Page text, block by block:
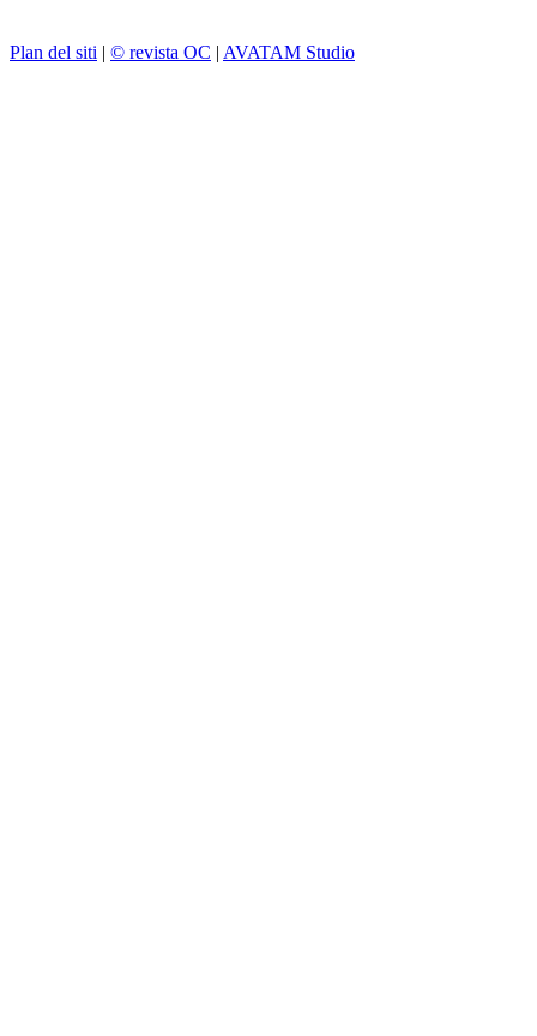
Plan del siti | © revista OC | AVATAM Studio